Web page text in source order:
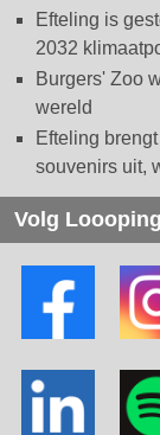
Efteling is
2032
Burgers' Zoo
wereld
Efteling
souvenirs uit,
Volg